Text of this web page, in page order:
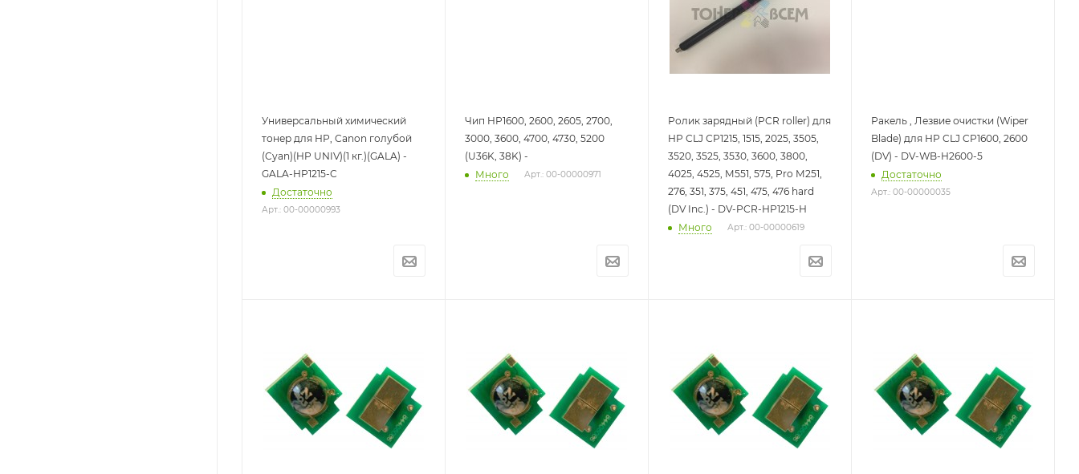
Универсальный химический
тонер для HP, Canon голубой
(Cyan)(HP UNIV)(1 кг.)(GALA) -
GALA-HP1215-C
Достаточно
Арт.: 00-00000993
Чип HP1600, 2600, 2605, 2700,
3000, 3600, 4700, 4730, 5200
(U36K, 38K) -
Много
Арт.: 00-00000971
Ролик зарядный (PCR roller) для
HP CLJ СP1215, 1515, 2025, 3505,
3520, 3525, 3530, 3600, 3800,
4025, 4525, M551, 575, Pro M251,
276, 351, 375, 451, 475, 476 hard
(DV Inc.) - DV-PCR-HP1215-H
Много
Арт.: 00-00000619
Ракель , Лезвие очистки (Wiper
Blade) для HP CLJ CP1600, 2600
(DV) - DV-WB-H2600-5
Достаточно
Арт.: 00-00000035